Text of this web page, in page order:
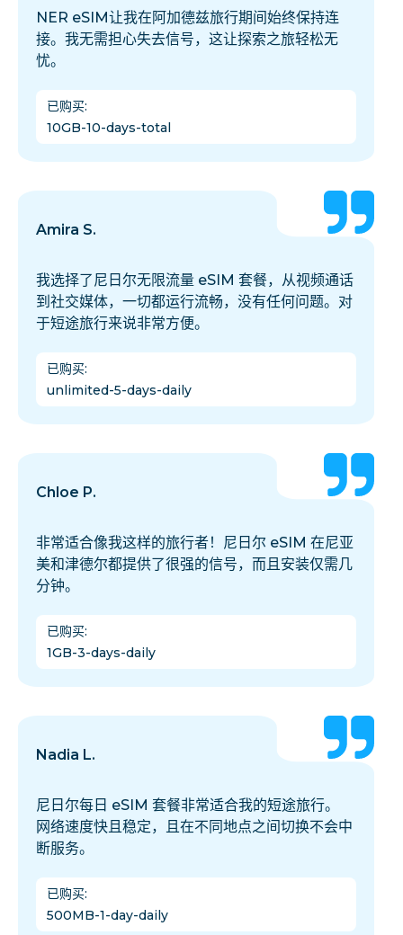
NER eSIM让我在阿加德兹旅行期间始终保持连
接。我无需担心失去信号，这让探索之旅轻松无
忧。
已购买:
10GB-10-days-total
Amira S.
我选择了尼日尔无限流量 eSIM 套餐，从视频通话
到社交媒体，一切都运行流畅，没有任何问题。对
于短途旅行来说非常方便。
已购买:
unlimited-5-days-daily
Chloe P.
非常适合像我这样的旅行者！尼日尔 eSIM 在尼亚
美和津德尔都提供了很强的信号，而且安装仅需几
分钟。
已购买:
1GB-3-days-daily
Nadia L.
尼日尔每日 eSIM 套餐非常适合我的短途旅行。
网络速度快且稳定，且在不同地点之间切换不会中
断服务。
已购买:
500MB-1-day-daily